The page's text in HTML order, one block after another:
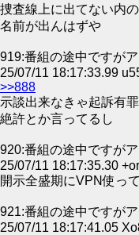
捜査線上に出てない内
名前が出んはずや
919:番組の途中ですが
25/07/11 18:17:33.99
>>888
示談出来なきゃ起訴有
絶許とか言ってるし
920:番組の途中ですが
25/07/11 18:17:35.30
開示全盛期にVPN使っ
921:番組の途中ですが
25/07/11 18:17:41.05